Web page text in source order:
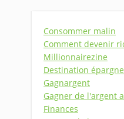
Consommer malin
Comment devenir
Millionnairezine
Destination épargne
Gagnargent
Gagner de l'argent
Finances